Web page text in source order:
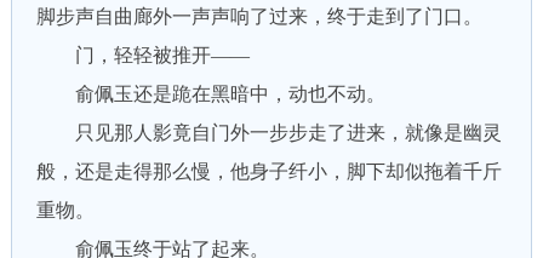
脚步声自曲廊外一声声响了过来，终于走到了门口。
门，轻轻被推开——
俞佩玉还是跪在黑暗中，动也不动。
只见那人影竟自门外一步步走了进来，就像是幽灵
般，还是走得那么慢，他身子纤小，脚下却似拖着千斤
重物。
俞佩玉终于站了起来。